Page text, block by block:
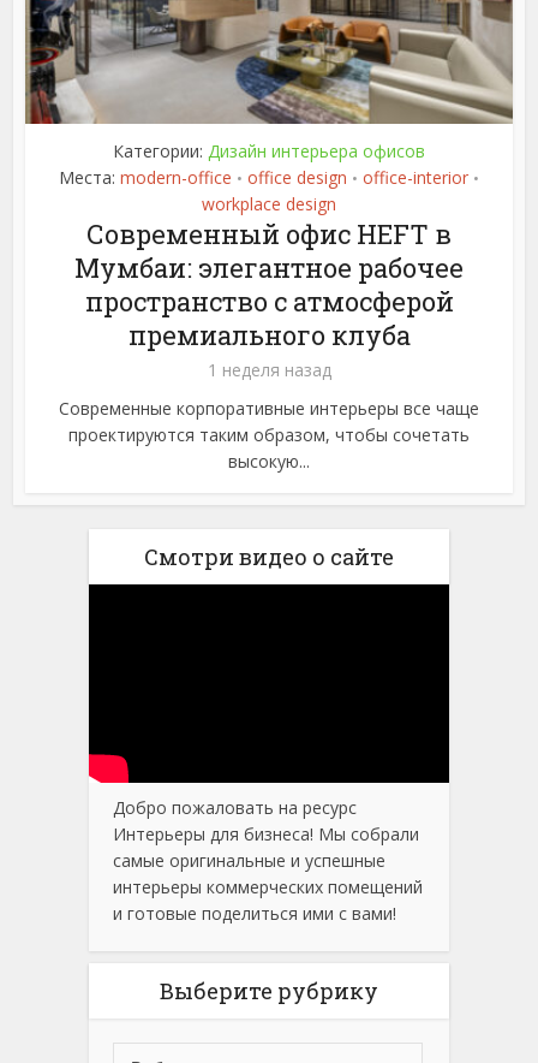
Категории: Дизайн интерьера офисов
Места: modern-office • office design • office-interior •
workplace design
Современный офис HEFT в
Мумбаи: элегантное рабочее
пространство с атмосферой
премиального клуба
1 неделя назад
Современные корпоративные интерьеры все чаще
проектируются таким образом, чтобы сочетать
высокую...
Смотри видео о сайте
Добро пожаловать на ресурс
Интерьеры для бизнеса! Мы собрали
самые оригинальные и успешные
интерьеры коммерческих помещений
и готовые поделиться ими с вами!
Выберите рубрику